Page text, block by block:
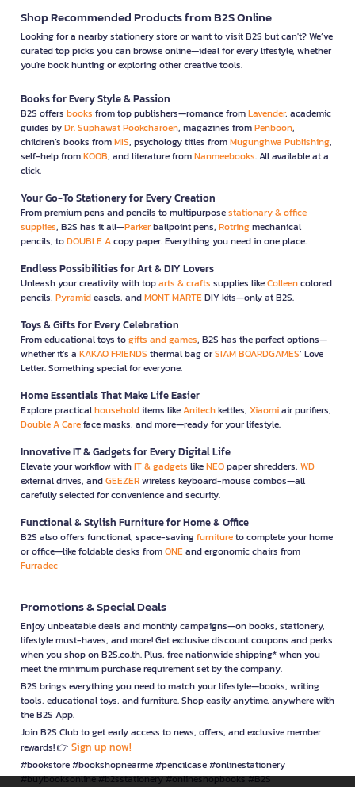
Shop Recommended Products from B2S Online
Looking for a nearby stationery store or want to visit B2S but can't? We’ve
curated top picks you can browse online—ideal for every lifestyle, whether
you're book hunting or exploring other creative tools.
Books for Every Style & Passion
B2S offers books from top publishers—romance fromLavender, academic
guides byDr. Suphawat Pookcharoen, magazines fromPenboon,
children’s books fromMIS, psychology titles fromMugunghwa Publishing,
self-help fromKOOB, and literature fromNanmeebooks. All available at a
click.
Your Go-To Stationery for Every Creation
From premium pens and pencils to multipurposestationary & office
supplies, B2S has it all—Parkerballpoint pens, Rotringmechanical
pencils, toDOUBLE Acopy paper. Everything you need in one place.
Endless Possibilities for Art & DIY Lovers
Unleash your creativity with toparts & crafts supplies likeColleencolored
pencils, Pyramideasels, andMONT MARTEDIY kits—only at B2S.
Toys & Gifts for Every Celebration
From educational toys togifts and games, B2S has the perfect options—
whether it’s a KAKAO FRIENDS thermal bag orSIAM BOARDGAMES’ Love
Letter. Something special for everyone.
Home Essentials That Make Life Easier
Explore practicalhouseholditems likeAnitechkettles, Xiaomiair purifiers,
Double A Careface masks, and more—ready for your lifestyle.
Innovative IT & Gadgets for Every Digital Life
Elevate your workflow withIT & gadgets likeNEOpaper shredders, WD
external drives, andGEEZERwireless keyboard-mouse combos—all
carefully selected for convenience and security.
Functional & Stylish Furniture for Home & Office
B2S also offers functional, space-savingfurnitureto complete your home
or office—like foldable desks fromONEand ergonomic chairs from
Furradec
Promotions & Special Deals
Enjoy unbeatable deals and monthly campaigns—on books, stationery,
lifestyle must-haves, and more! Get exclusive discount coupons and perks
when you shop on B2S.co.th. Plus, free nationwide shipping* when you
meet the minimum purchase requirement set by the company.
B2S brings everything you need to match your lifestyle—books, writing
tools, educational toys, and furniture. Shop easily anytime, anywhere with
the B2S App.
Join B2S Club to get early access to news, offers, and exclusive member
rewards! 👉 Sign up now!
#bookstore #bookshopnearme #pencilcase #onlinestationery
#buybooksonline #b2sstationery #onlineshopbooks #B2S